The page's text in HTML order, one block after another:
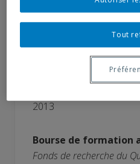
Association Québécoise
Prix pour la
affiche - Journée
Centre de recherche
2013
Bourse de formation
Fonds de recherche du
Tout